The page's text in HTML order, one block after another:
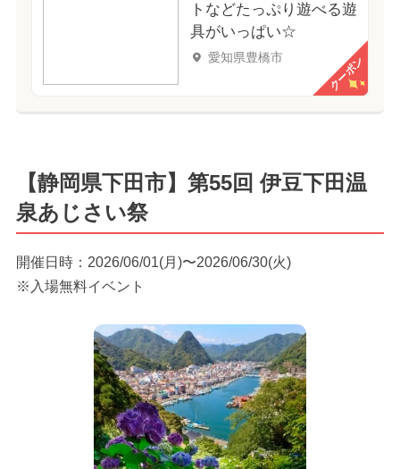
トなどたっぷり遊べる遊
具がいっぱい☆
愛知県豊橋市 クーポン
【静岡県下田市】第55回 伊豆下田温
泉あじさい祭
開催日時：2026/06/01(月)〜2026/06/30(火)
※入場無料イベント